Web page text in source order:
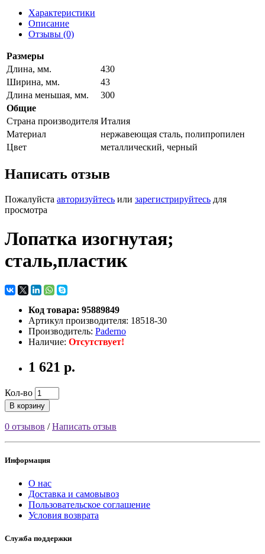
Характеристики
Описание
Отзывы (0)
Размеры
Длина, мм.
430
Ширина, мм.
43
Длина меньшая, мм.
300
Общие
Страна производителя Италия
Материал
нержавеющая сталь, полипропилен
Цвет
металлический, черный
Написать отзыв
Пожалуйста авторизуйтесь или зарегистрируйтесь для
просмотра
Лопатка изогнутая;
сталь,пластик
Код товара: 95889849
Артикул производителя: 18518-30
Производитель: Paderno
Наличие: Отсутствует!
1 621 р.
Кол-во
В корзину
0 отзывов /Написать отзыв
Информация
О нас
Доставка и самовывоз
Пользовательское соглашение
Условия возврата
Служба поддержки